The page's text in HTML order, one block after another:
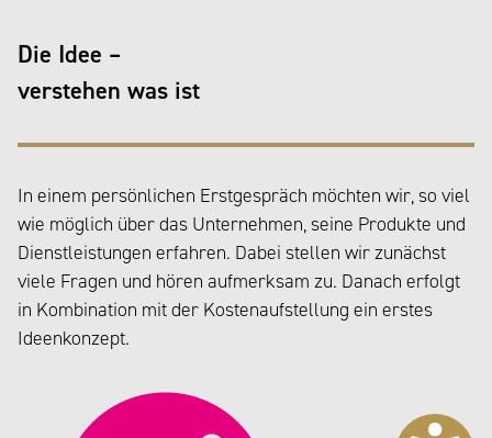
Die Idee –
verstehen was ist
In einem persönlichen Erstgespräch möchten wir, so viel
wie möglich über das Unternehmen, seine Produkte und
Dienstleistungen erfahren. Dabei stellen wir zunächst
viele Fragen und hören aufmerksam zu. Danach erfolgt
in Kombination mit der Kostenaufstellung ein erstes
Ideenkonzept.